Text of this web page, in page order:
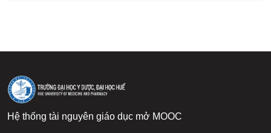
Hệ thống tài nguyên giáo dục mở MOOC